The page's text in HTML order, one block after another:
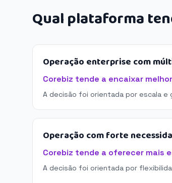
Qual plataforma
Operação enterprise com
Corebiz tende a encaixar
A decisão foi orientada por escala e
Operação com forte
Corebiz tende a oferecer mais
A decisão foi orientada por